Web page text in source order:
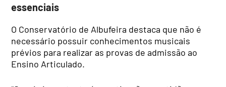
essenciais
O Conservatório de Albufeira destaca que não é
necessário possuir conhecimentos musicais
prévios para realizar as provas de admissão ao
Ensino Articulado.